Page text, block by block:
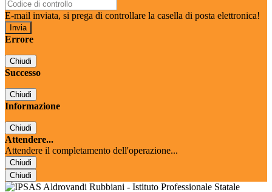
E-mail inviata, si prega di controllare la casella di posta elettronica!
Errore
Chiudi
Successo
Chiudi
Informazione
Chiudi
Attendere...
Attendere il completamento dell'operazione...
Chiudi
Chiudi